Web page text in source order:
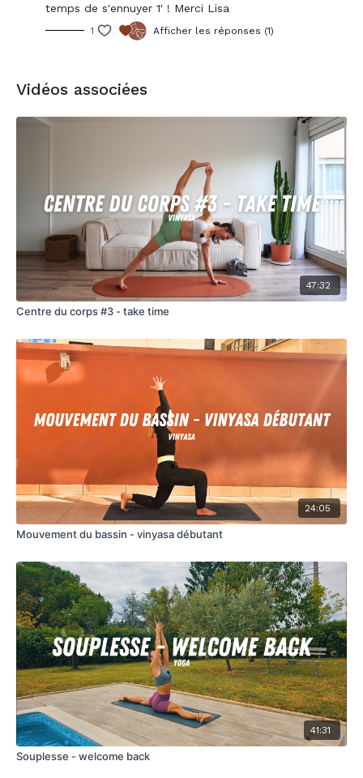
temps de s'ennuyer 1' ! Merci Lisa
1 Afficher les réponses (1)
Vidéos associées
47:32
Centre du corps #3 - take time
24:05
Mouvement du bassin - vinyasa débutant
41:31
Souplesse - welcome back